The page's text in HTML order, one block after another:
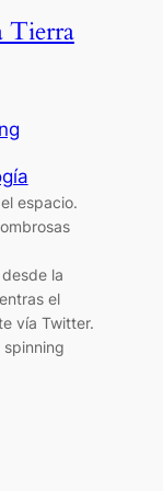
Tierra
espacio.
la
el
vía Twitter.
spinning